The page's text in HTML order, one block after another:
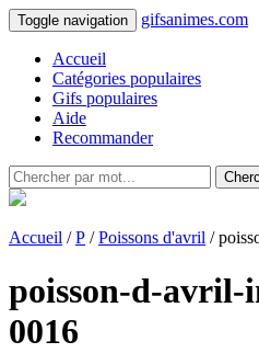
Toggle navigation gifsanimes.com
Accueil
Catégories populaires
Gifs populaires
Aide
Recommander
Accueil /P /Poissons d'avril /
poisson-d-avril-
0016